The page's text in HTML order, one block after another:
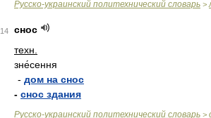
Русско-украинский политехнический словарь >
14
снос
техн.
зне́сення
- дом на снос
- снос здания
Русско-украинский политехнический словарь >